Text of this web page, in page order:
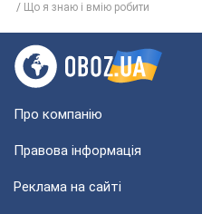
Що я знаю і вмію робити
Про компанію
Правова інформація
Реклама на сайті